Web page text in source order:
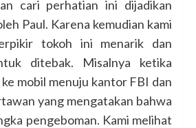
cari perhatian ini dijadikan
Paul. Karena kemudian kami
tokoh ini menarik dan
ditebak. Misalnya ketika
mobil menuju kantor FBI dan
yang mengatakan bahwa
pengeboman. Kami melihat